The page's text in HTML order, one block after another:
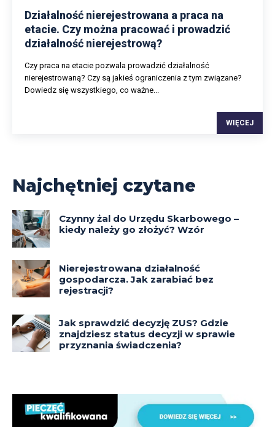
Działalność nierejestrowana a praca na
etacie. Czy można pracować i prowadzić
działalność nierejestrową?
Czy praca na etacie pozwala prowadzić działalność
nierejestrowaną? Czy są jakieś ograniczenia z tym związane?
Dowiedz się wszystkiego, co ważne...
WIĘCEJ
Najchętniej czytane
Czynny żal do Urzędu Skarbowego –
kiedy należy go złożyć? Wzór
Nierejestrowana działalność
gospodarcza. Jak zarabiać bez
rejestracji?
Jak sprawdzić decyzję ZUS? Gdzie
znajdziesz status decyzji w sprawie
przyznania świadczenia?